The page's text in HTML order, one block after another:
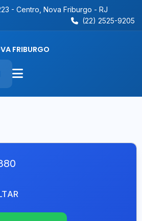
- Centro, Nova Friburgo - RJ
(22) 2525-9205
FRIBURGO